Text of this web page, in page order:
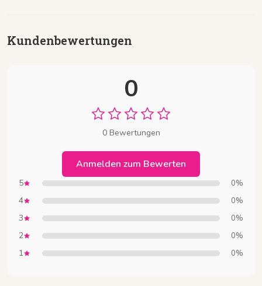
Kundenbewertungen
0
0 Bewertungen
Anmelden zum Bewerten
5 0%
4 0%
3 0%
2 0%
1 0%